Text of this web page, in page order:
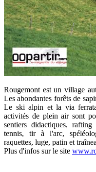
Rougemont est un village
Les abondantes forêts de
Le ski alpin et la via
activités de plein air sont
sentiers didactiques,
tennis, tir à l'arc,
raquettes, luge, patin et
Plus d'infos sur le site